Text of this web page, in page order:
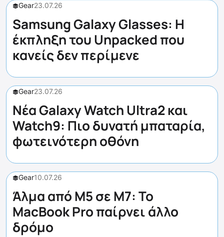
Gear23.07.26
Samsung Galaxy Glasses: Η
έκπληξη του Unpacked που
κανείς δεν περίμενε
Gear23.07.26
Νέα Galaxy Watch Ultra2 και
Watch9: Πιο δυνατή μπαταρία,
φωτεινότερη οθόνη
Gear10.07.26
Άλμα από M5 σε M7: Το
MacBook Pro παίρνει άλλο
δρόμο